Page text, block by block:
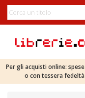
Per gli acquisti online:
o con tessera